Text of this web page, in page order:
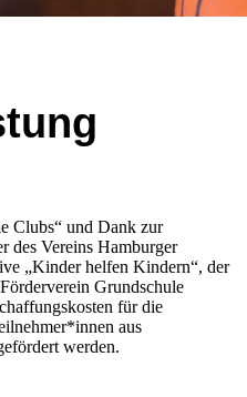
Clubs“ und Dank zur
des Vereins Hamburger
„Kinder helfen Kindern“, der
Grundschule
für die
aus
werden.